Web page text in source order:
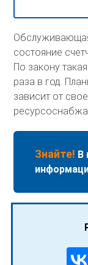
состояние
По закону
раза в год.
зависит от
Знайте! В